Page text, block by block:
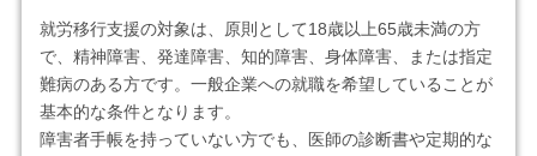
就労移行支援の対象は、原則として18歳以上65歳未満の方
で、精神障害、発達障害、知的障害、身体障害、または指定
難病のある方です。一般企業への就職を希望していることが
基本的な条件となります。
障害者手帳を持っていない方でも、医師の診断書や定期的な